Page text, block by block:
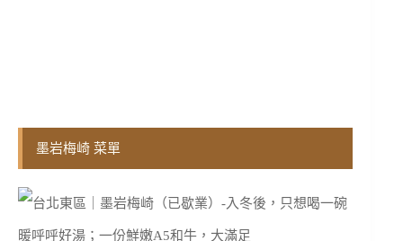
墨岩梅崎 菜單